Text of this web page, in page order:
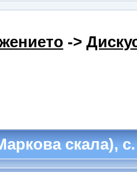
->
скала),